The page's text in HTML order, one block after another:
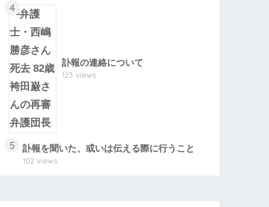
4
訃報の連絡について
123 views
5 訃報を聞いた、或いは伝える際に行うこと
102 views